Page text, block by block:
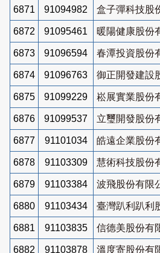
6871 91094982 盒子彈科技股
6872 91095461 暖陽健康股份
6873 91096594 春潭投資股份
6874 91096763 御正開發建設
6875 91099229 崧展實業股份
6876 91099537 立璽開發股份
6877 91101034 皓遠企業股份
6878 91103309 慧術科技股份
6879 91103384 波飛股份有限
6880 91103434 臺灣趴利趴利
6881 91103835 信德美股份有
6882 91103878 溫度寄股份有